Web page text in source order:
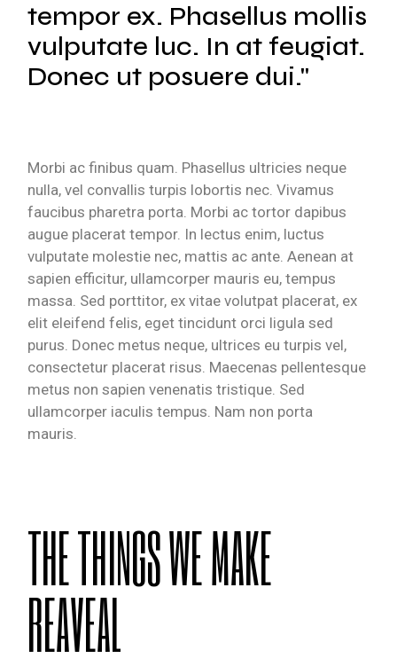
tempor ex. Phasellus mollis
vulputate luc. In at feugiat.
Donec ut posuere dui.
Morbi ac finibus quam. Phasellus ultricies neque
nulla, vel convallis turpis lobortis nec. Vivamus
faucibus pharetra porta. Morbi ac tortor dapibus
augue placerat tempor. In lectus enim, luctus
vulputate molestie nec, mattis ac ante. Aenean at
sapien efficitur, ullamcorper mauris eu, tempus
massa. Sed porttitor, ex vitae volutpat placerat, ex
elit eleifend felis, eget tincidunt orci ligula sed
purus. Donec metus neque, ultrices eu turpis vel,
consectetur placerat risus. Maecenas pellentesque
metus non sapien venenatis tristique. Sed
ullamcorper iaculis tempus. Nam non porta
mauris.
THE THINGS WE MAKE
REAVEAL